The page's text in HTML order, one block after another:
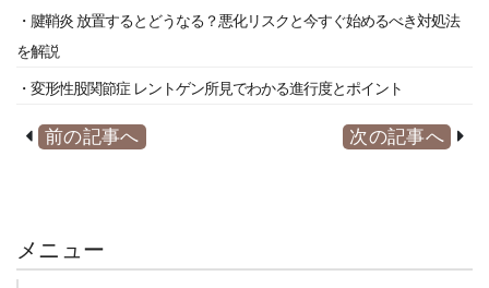
・腱鞘炎 放置するとどうなる？悪化リスクと今すぐ始めるべき対処法
を解説
・変形性股関節症 レントゲン所見でわかる進行度とポイント
前の記事へ 次の記事へ
メニュー